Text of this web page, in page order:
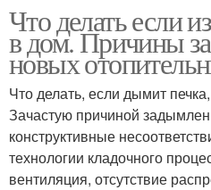
Что делать если
в дом. Причины
новых
Что делать, если дымит
Зачастую причиной
конструктивные
технологии кладочного
вентиляция, отсутствие